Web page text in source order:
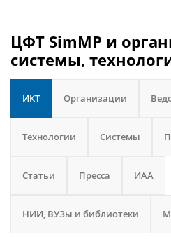
ЦФТ SimMP и
системы,
ИКТ Организации
Технологии Системы
Статьи Пресса ИАА
НИИ, ВУЗы и библиотеки